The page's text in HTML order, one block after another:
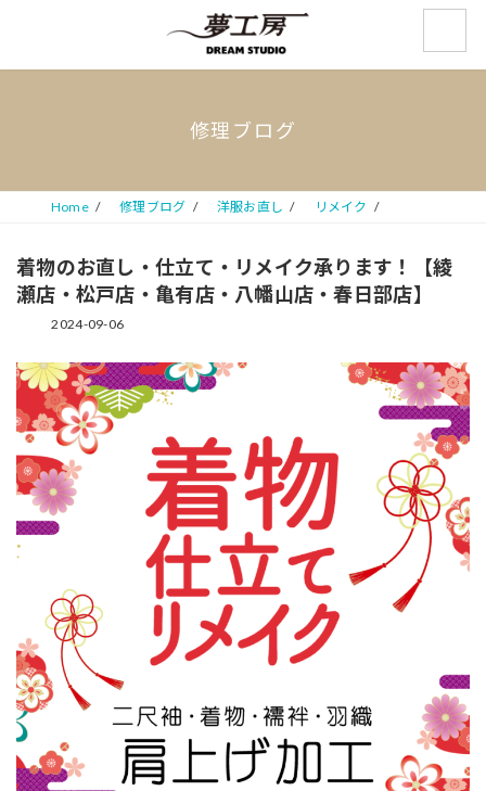
ン
ー
修理ブログ
Home 修理ブログ 洋服お直し リメイク
着物のお直し・仕立て・リメイク承ります！【綾
瀬店・松戸店・亀有店・八幡山店・春日部店】
2024-09-06